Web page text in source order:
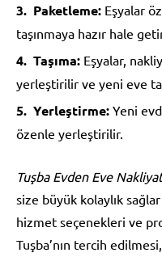
Paketleme: Eşyalar
taşınmaya hazır hale
Taşıma: Eşyalar,
yerleştirilir ve yeni eve
Yerleştirme: Yeni
özenle yerleştirilir.
Tuşba Evden Eve Nakliyat
size büyük kolaylık
hizmet seçenekleri ve
Tuşba’nın tercih